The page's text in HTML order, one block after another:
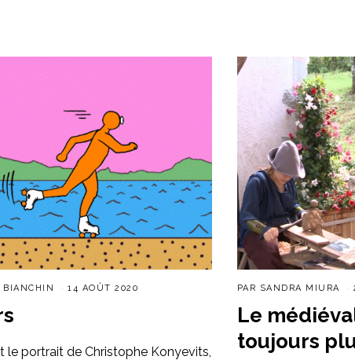
14 AOÛT 2020
le portrait de Christophe Konyevits,
PAR SANDRA MIURA
Le
toujours